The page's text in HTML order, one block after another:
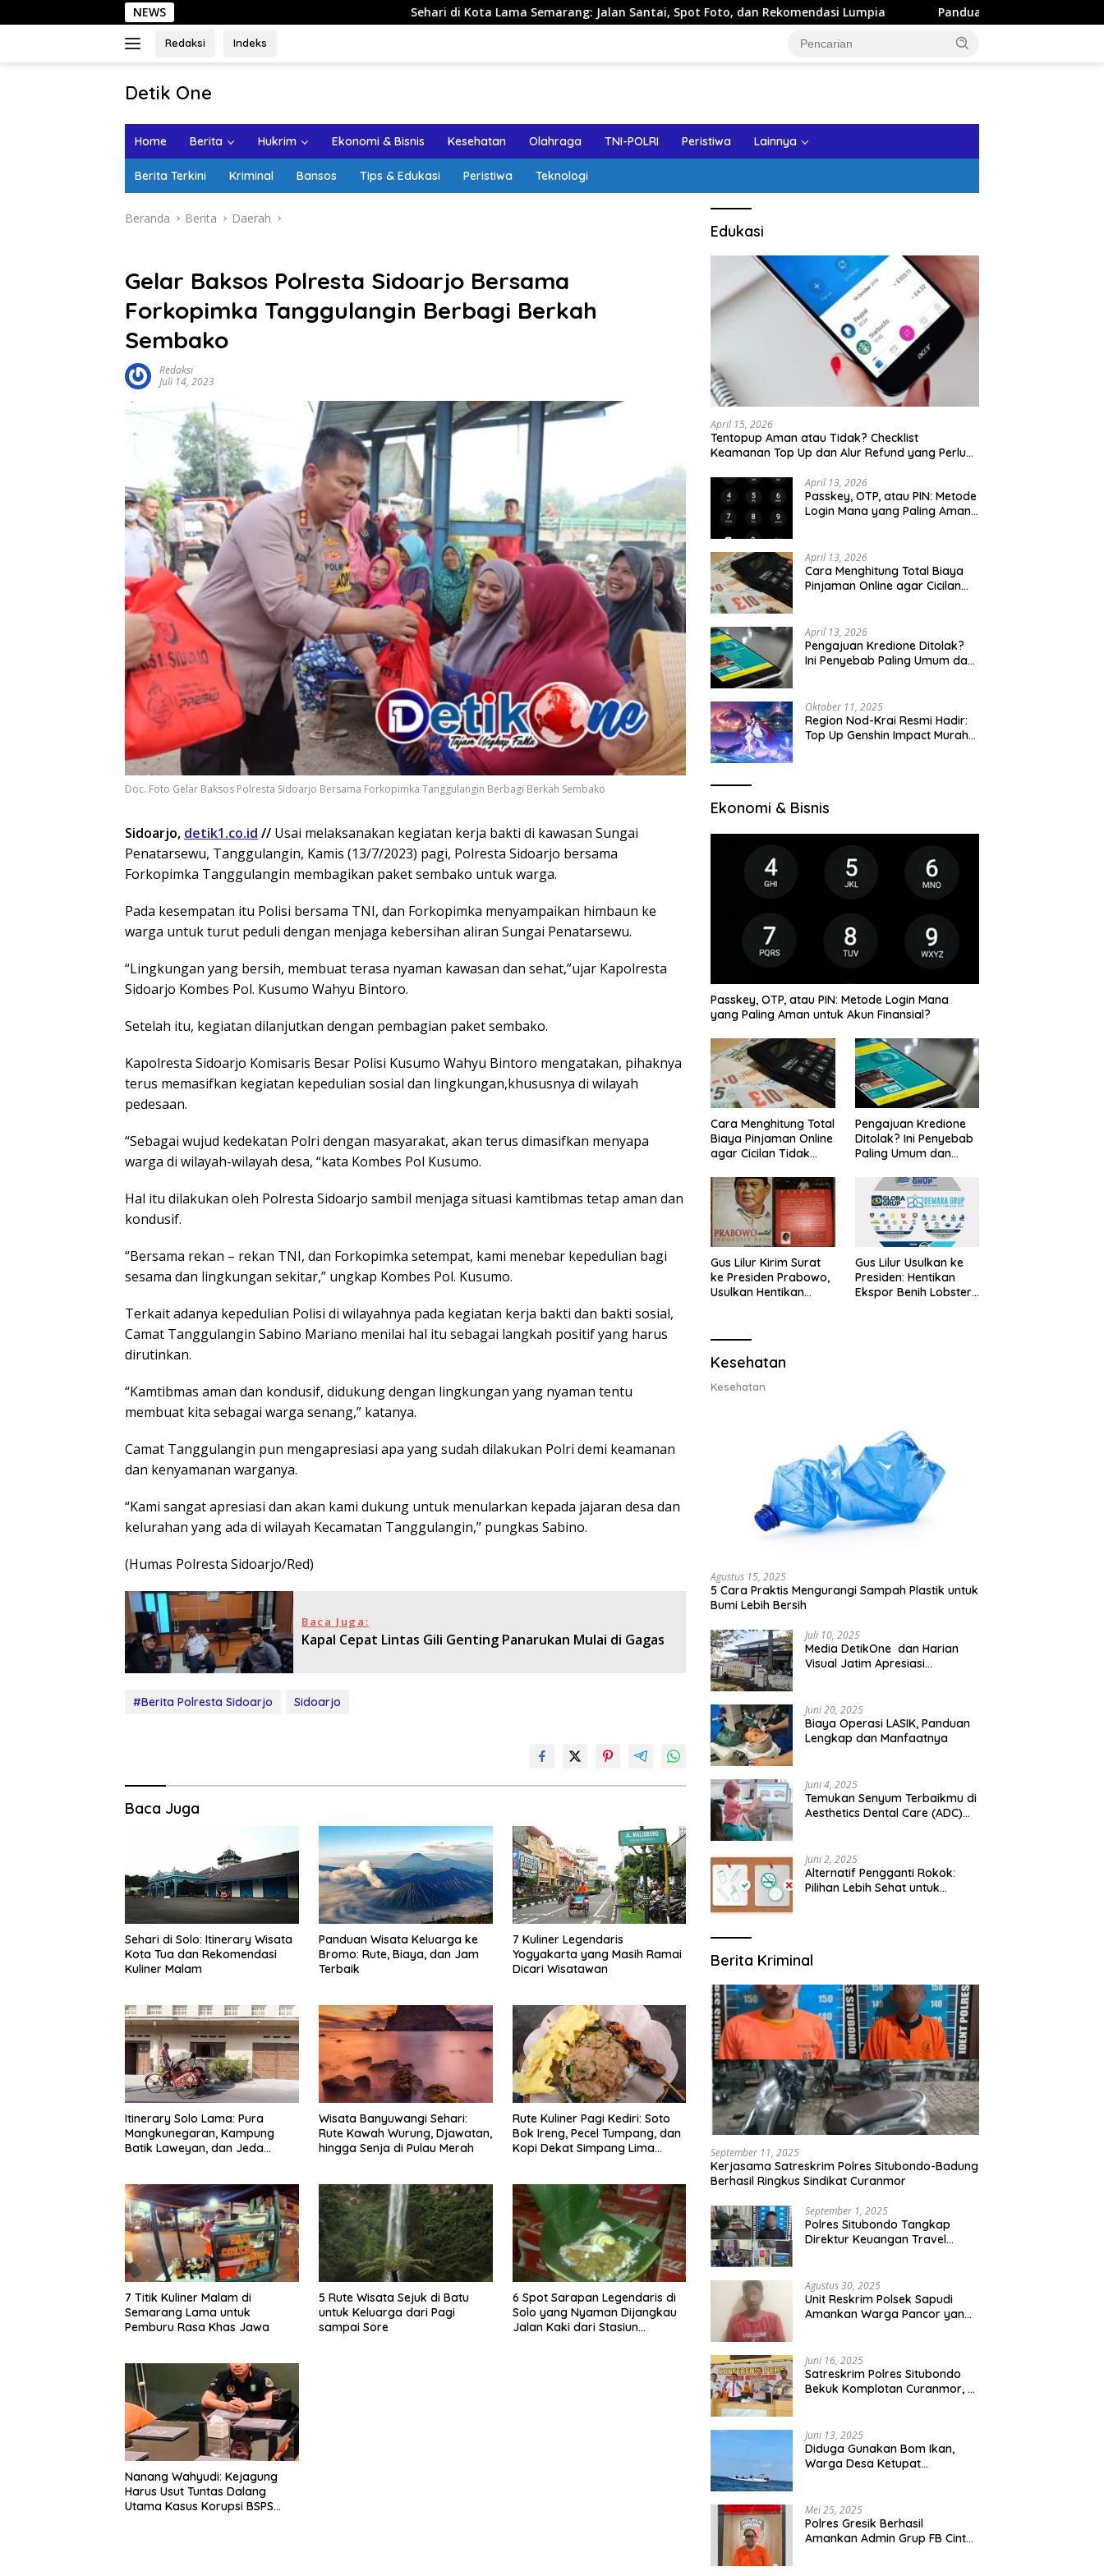
ke
NEWS Sehari di Kota Lama Semarang: Jalan Santai, Spot Foto, dan Rekomendasi Lumpia Panduan Wisata Keluarga ke Kota Batu: Itinerary
Redaksi Indeks
Detik One
Ungkap
Home Berita Hukrim Ekonomi & Bisnis Kesehatan Olahraga TNI-POLRI Peristiwa Lainnya
Berita Terkini Kriminal Bansos Tips & Edukasi Peristiwa Teknologi
Beranda Berita Daerah
Gelar Baksos Polresta Sidoarjo Bersama
Forkopimka Tanggulangin Berbagi Berkah
Sembako
Redaksi
Juli 14, 2023
Doc. Foto Gelar Baksos Polresta Sidoarjo Bersama Forkopimka Tanggulangin Berbagi Berkah Sembako
Sidoarjo, detik1.co.id // Usai melaksanakan kegiatan kerja bakti di kawasan Sungai
Penatarsewu, Tanggulangin, Kamis (13/7/2023) pagi, Polresta Sidoarjo bersama
Forkopimka Tanggulangin membagikan paket sembako untuk warga.
Pada kesempatan itu Polisi bersama TNI, dan Forkopimka menyampaikan himbaun ke
warga untuk turut peduli dengan menjaga kebersihan aliran Sungai Penatarsewu.
“Lingkungan yang bersih, membuat terasa nyaman kawasan dan sehat,”ujar Kapolresta
Sidoarjo Kombes Pol. Kusumo Wahyu Bintoro.
Setelah itu, kegiatan dilanjutkan dengan pembagian paket sembako.
Kapolresta Sidoarjo Komisaris Besar Polisi Kusumo Wahyu Bintoro mengatakan, pihaknya
terus memasifkan kegiatan kepedulian sosial dan lingkungan,khususnya di wilayah
pedesaan.
“Sebagai wujud kedekatan Polri dengan masyarakat, akan terus dimasifkan menyapa
warga di wilayah-wilayah desa, “kata Kombes Pol Kusumo.
Hal itu dilakukan oleh Polresta Sidoarjo sambil menjaga situasi kamtibmas tetap aman dan
kondusif.
“Bersama rekan – rekan TNI, dan Forkopimka setempat, kami menebar kepedulian bagi
sesama dan lingkungan sekitar,” ungkap Kombes Pol. Kusumo.
Terkait adanya kepedulian Polisi di wilayahnya pada kegiatan kerja bakti dan bakti sosial,
Camat Tanggulangin Sabino Mariano menilai hal itu sebagai langkah positif yang harus
dirutinkan.
“Kamtibmas aman dan kondusif, didukung dengan lingkungan yang nyaman tentu
membuat kita sebagai warga senang,” katanya.
Camat Tanggulangin pun mengapresiasi apa yang sudah dilakukan Polri demi keamanan
dan kenyamanan warganya.
“Kami sangat apresiasi dan akan kami dukung untuk menularkan kepada jajaran desa dan
kelurahan yang ada di wilayah Kecamatan Tanggulangin,” pungkas Sabino.
(Humas Polresta Sidoarjo/Red)
Baca Juga:
Kapal Cepat Lintas Gili Genting Panarukan Mulai di Gagas
#Berita Polresta Sidoarjo Sidoarjo
Baca Juga
Sehari di Solo: Itinerary Wisata
Kota Tua dan Rekomendasi
Kuliner Malam
Panduan Wisata Keluarga ke
Bromo: Rute, Biaya, dan Jam
Terbaik
7 Kuliner Legendaris
Yogyakarta yang Masih Ramai
Dicari Wisatawan
Itinerary Solo Lama: Pura
Mangkunegaran, Kampung
Batik Laweyan, dan Jeda
Wisata Banyuwangi Sehari:
Rute Kawah Wurung, Djawatan,
hingga Senja di Pulau Merah
Rute Kuliner Pagi Kediri: Soto
Bok Ireng, Pecel Tumpang, dan
Kopi Dekat Simpang Lima
7 Titik Kuliner Malam di
Semarang Lama untuk
Pemburu Rasa Khas Jawa
5 Rute Wisata Sejuk di Batu
untuk Keluarga dari Pagi
sampai Sore
6 Spot Sarapan Legendaris di
Solo yang Nyaman Dijangkau
Jalan Kaki dari Stasiun
Nanang Wahyudi: Kejagung
Harus Usut Tuntas Dalang
Utama Kasus Korupsi BSPS
Edukasi
April 15, 2026
Tentopup Aman atau Tidak? Checklist
Keamanan Top Up dan Alur Refund yang Perlu
April 13, 2026
Passkey, OTP, atau PIN: Metode
Login Mana yang Paling Aman
April 13, 2026
Cara Menghitung Total Biaya
Pinjaman Online agar Cicilan
April 13, 2026
Pengajuan Kredione Ditolak?
Ini Penyebab Paling Umum dan
Oktober 11, 2025
Region Nod-Krai Resmi Hadir:
Top Up Genshin Impact Murah
Ekonomi & Bisnis
Passkey, OTP, atau PIN: Metode Login Mana
yang Paling Aman untuk Akun Finansial?
Cara Menghitung Total
Biaya Pinjaman Online
agar Cicilan Tidak
Pengajuan Kredione
Ditolak? Ini Penyebab
Paling Umum dan
Gus Lilur Kirim Surat
ke Presiden Prabowo,
Usulkan Hentikan
Lobster 50 Gram
Gus Lilur Usulkan ke
Presiden: Hentikan
Ekspor Benih Lobster,
Kesehatan
Kesehatan
Agustus 15, 2025
5 Cara Praktis Mengurangi Sampah Plastik untuk
Bumi Lebih Bersih
Juli 10, 2025
Media DetikOne dan Harian
Visual Jatim Apresiasi
Juni 20, 2025
Biaya Operasi LASIK, Panduan
Lengkap dan Manfaatnya
Juni 4, 2025
Temukan Senyum Terbaikmu di
Aesthetics Dental Care (ADC)
Juni 2, 2025
Alternatif Pengganti Rokok:
Pilihan Lebih Sehat untuk
Berita Kriminal
September 11, 2025
Kerjasama Satreskrim Polres Situbondo-Badung
Berhasil Ringkus Sindikat Curanmor
September 1, 2025
Polres Situbondo Tangkap
Direktur Keuangan Travel
Agustus 30, 2025
Unit Reskrim Polsek Sapudi
Amankan Warga Pancor yang
Juni 16, 2025
Satreskrim Polres Situbondo
Bekuk Komplotan Curanmor, 9
Juni 13, 2025
Diduga Gunakan Bom Ikan,
Warga Desa Ketupat
Mei 25, 2025
Polres Gresik Berhasil
Amankan Admin Grup FB Cinta